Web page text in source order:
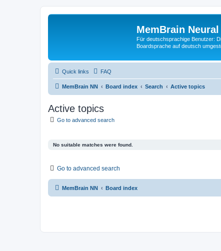
MemBrain
Für deutschsprachige Benutzer:
Boardsprache auf deutsch
Quick links FAQ
MemBrain NN Board index Search Active topics
Active topics
Go to advanced search
No suitable matches were found.
Go to advanced search
MemBrain NN Board index